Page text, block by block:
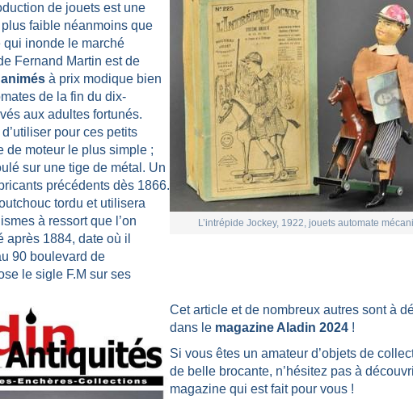
de jouets est une
faible néanmoins que
qui inonde le marché
Fernand Martin est de
à prix modique bien
de la fin du dix-
aux adultes fortunés.
pour ces petits
de moteur le plus simple ;
sur une tige de métal. Un
précédents dès 1866.
tordu et utilisera
à ressort que l’on
après 1884, date où il
90 boulevard de
le sigle F.M sur ses
L’intrépide Jockey, 1922, jouets automate
Cet article et de nombreux autres sont à
dans le magazine Aladin 2024 !
Si vous êtes un amateur d’objets de
de belle brocante, n’hésitez pas à
magazine qui est fait pour vous !